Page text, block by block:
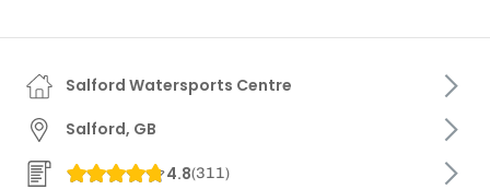
Salford Watersports Centre
Salford, GB
4.8(311)